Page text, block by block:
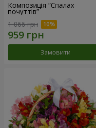
Композиція “Спалах
почуттів”
1 066 грн
Замовити